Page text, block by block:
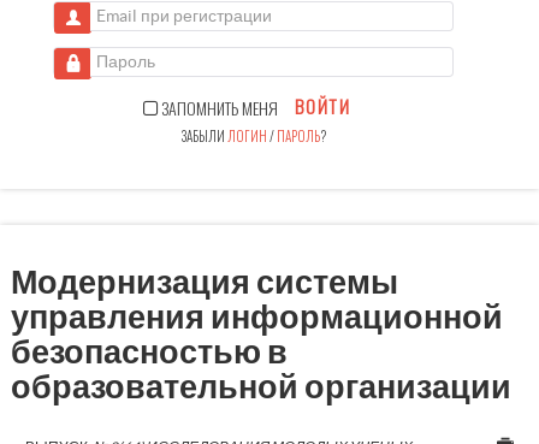
Email при регистрации
Пароль
ЗАПОМНИТЬ МЕНЯ ВОЙТИ
ЗАБЫЛИ ЛОГИН/ПАРОЛЬ?
Модернизация системы
управления информационной
безопасностью в
образовательной организации